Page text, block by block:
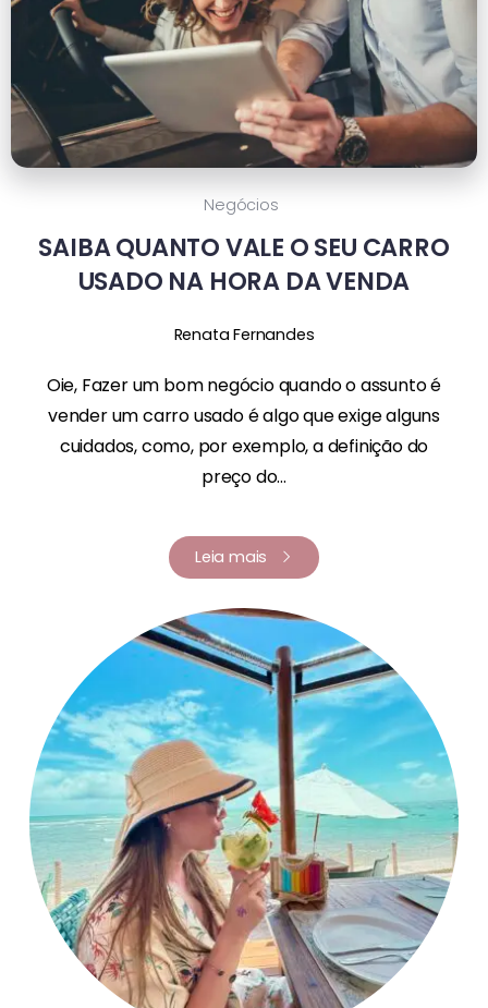
Negócios
SAIBA QUANTO VALE O SEU CARRO
USADO NA HORA DA VENDA
Renata Fernandes
Oie, Fazer um bom negócio quando o assunto é
vender um carro usado é algo que exige alguns
cuidados, como, por exemplo, a definição do
preço do...
Leia mais
Renata Fernandes